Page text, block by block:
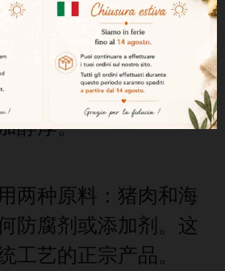
标志代表特雷韦莱
品质。该等级要求至
期，从而使风味更加
醇厚。
两种原料：猪肉和海
防腐剂或添加剂。这
工艺的正宗产品。